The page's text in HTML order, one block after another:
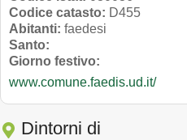
Codice catasto: D455
Abitanti: faedesi
Santo:
Giorno festivo:
www.comune.faedis.ud.it/
Dintorni di